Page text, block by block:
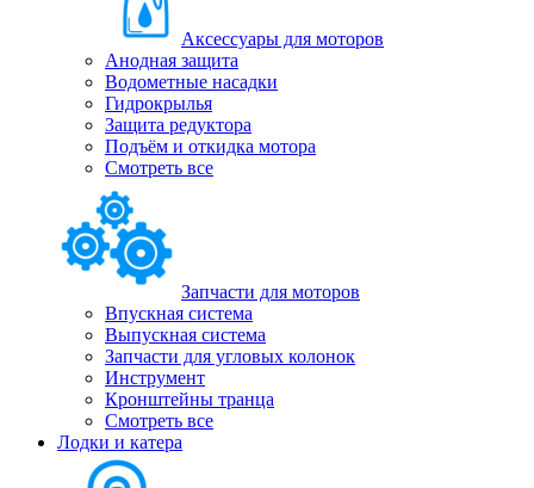
Аксессуары для моторов
Анодная защита
Водометные насадки
Гидрокрылья
Защита редуктора
Подъём и откидка мотора
Смотреть все
Запчасти для моторов
Впускная система
Выпускная система
Запчасти для угловых колонок
Инструмент
Кронштейны транца
Смотреть все
Лодки и катера